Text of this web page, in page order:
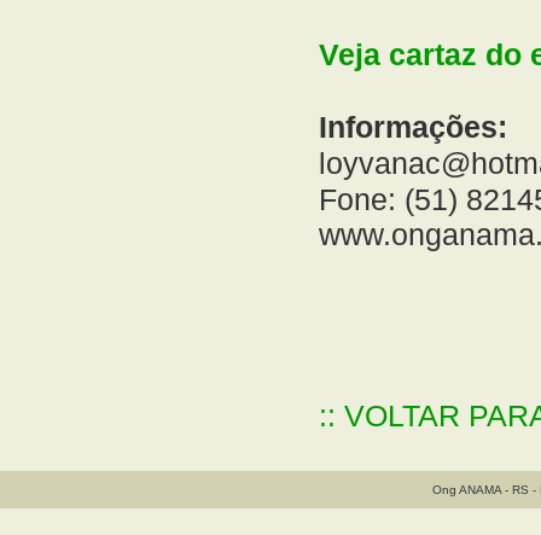
Veja cartaz do
Informações:
Fone: (51)
:: VOLTAR
Ong ANAMA - RS